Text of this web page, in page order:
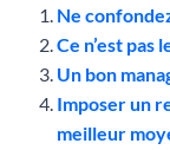
Ne
Ce n’est pas
Un bon
Imposer un
meilleur